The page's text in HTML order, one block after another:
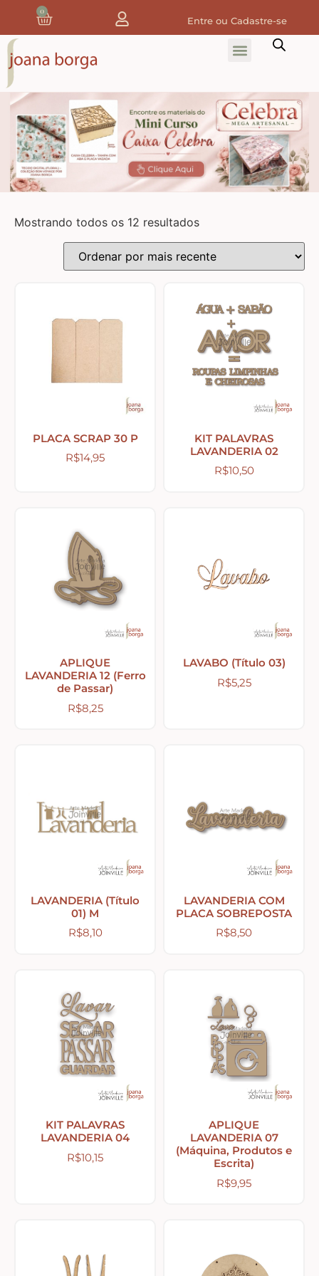
0
Entre ou Cadastre-se
Home
Tecidos
Tecidos de Natal
Tecidos Digitais e 3D
Tecidos com Desenhos de Painéis
Tecidos Estampados e Florais
Tecidos de Páscoa
MDF – CAIXAS E APLIQUES
Abelhas – Mel
Abóboras
Caixas de MDF
Costura e Ateliê
Cozinha – Chá – Café
Enfeite de Balcão
Farm – Fazenda – Churrasco – Vinho
Floreiras – Porta Chaves
Mostrando todos os 12 resultados
PLACA SCRAP 30 P
R$14,95
KIT PALAVRAS
LAVANDERIA 02
R$10,50
APLIQUE
LAVANDERIA 12 (Ferro
de Passar)
R$8,25
LAVABO (Título 03)
R$5,25
LAVANDERIA (Título
01) M
R$8,10
LAVANDERIA COM
PLACA SOBREPOSTA
R$8,50
KIT PALAVRAS
LAVANDERIA 04
R$10,15
APLIQUE
LAVANDERIA 07
(Máquina, Produtos e
Escrita)
R$9,95